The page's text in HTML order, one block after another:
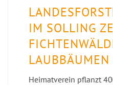
IM SOLLING
LAUBBÄUMEN
Heimatverein pflanzt